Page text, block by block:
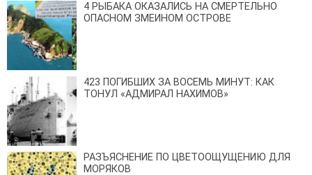
4 РЫБАКА ОКАЗАЛИСЬ НА СМЕРТЕЛЬНО
ОПАСНОМ ЗМЕИНОМ ОСТРОВЕ
423 ПОГИБШИХ ЗА ВОСЕМЬ МИНУТ: КАК
ТОНУЛ «АДМИРАЛ НАХИМОВ»
РАЗЪЯСНЕНИЕ ПО ЦВЕТООЩУЩЕНИЮ ДЛЯ
МОРЯКОВ